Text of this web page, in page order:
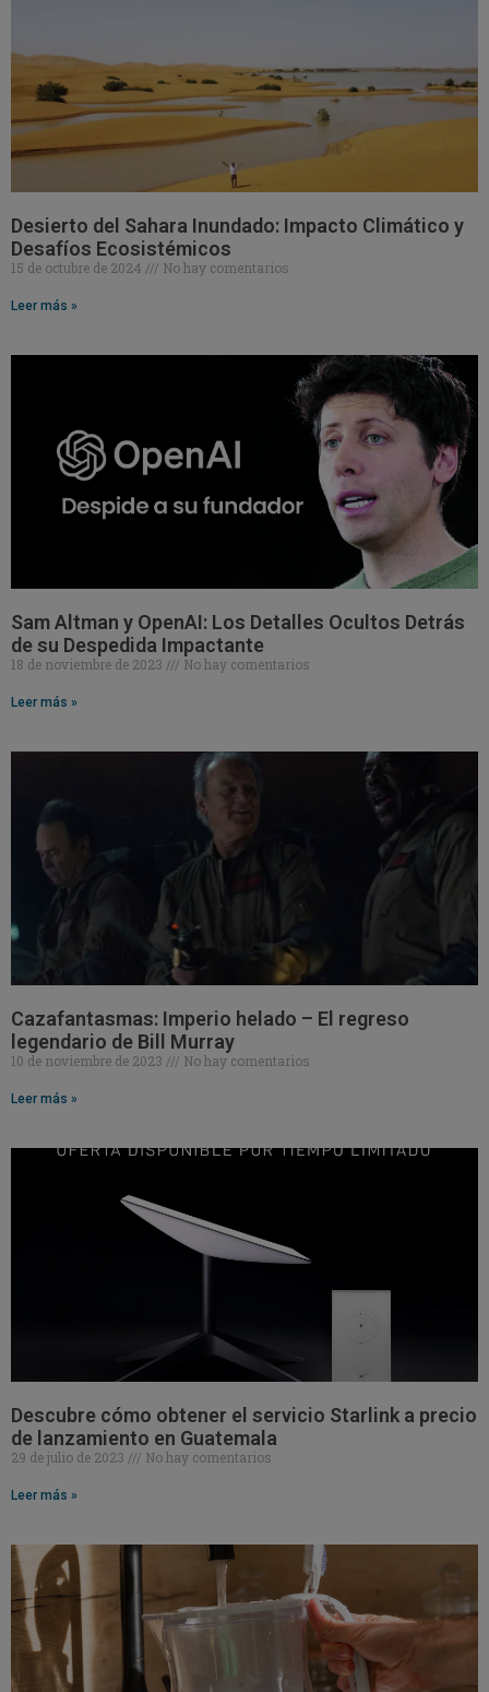
Desierto del Sahara Inundado: Impacto Climático y
Desafíos Ecosistémicos
15 de octubre de 2024 No hay comentarios
Leer más »
Sam Altman y OpenAI: Los Detalles Ocultos Detrás
de su Despedida Impactante
18 de noviembre de 2023 No hay comentarios
Leer más »
Cazafantasmas: Imperio helado – El regreso
legendario de Bill Murray
10 de noviembre de 2023 No hay comentarios
Leer más »
Descubre cómo obtener el servicio Starlink a precio
de lanzamiento en Guatemala
29 de julio de 2023 No hay comentarios
Leer más »